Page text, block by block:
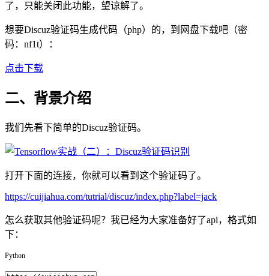
了，只能关闭此功能，望谅解了。
想要Discuz验证码生成代码（php）的，到网盘下载吧（密
码：nf1t）：
点击下载
二、背景介绍
我们先看下简单的Discuz验证码。
打开下面的连接，你就可以看到这个验证码了。
https://cuijiahua.com/tutrial/discuz/index.php?label=jack
怎么获取其他验证码呢？我已经为大家准备好了api，格式如
下：
Python